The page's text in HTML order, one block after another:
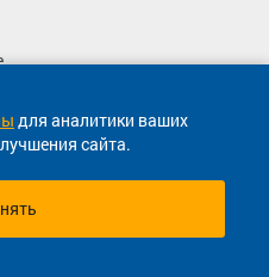
для аналитики ваших
сайта.
сервис продажи